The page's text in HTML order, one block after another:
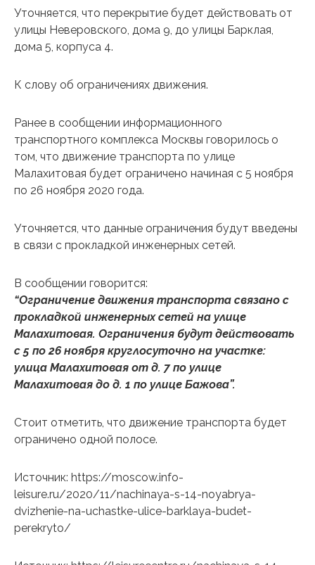
Уточняется, что перекрытие будет действовать от
улицы Неверовского, дома 9, до улицы Барклая,
дома 5, корпуса 4.
К слову об ограничениях движения.
Ранее в сообщении информационного
транспортного комплекса Москвы говорилось о
том, что движение транспорта по улице
Малахитовая будет ограничено начиная с 5 ноября
по 26 ноября 2020 года.
Уточняется, что данные ограничения будут введены
в связи с прокладкой инженерных сетей.
В сообщении говорится:
“Ограничение движения транспорта связано с
прокладкой инженерных сетей на улице
Малахитовая. Ограничения будут действовать
с 5 по 26 ноября круглосуточно на участке:
улица Малахитовая от д. 7 по улице
Малахитовая до д. 1 по улице Бажова”.
Стоит отметить, что движение транспорта будет
ограничено одной полосе.
Источник: https://moscow.info-
leisure.ru/2020/11/nachinaya-s-14-noyabrya-
dvizhenie-na-uchastke-ulice-barklaya-budet-
perekryto/